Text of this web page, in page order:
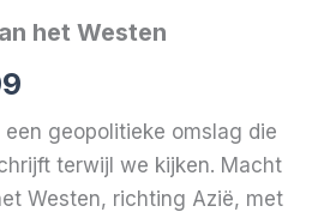
het Westen
prijs
is:
geopolitieke omslag die
terwijl we kijken. Macht
Westen, richting Azië, met